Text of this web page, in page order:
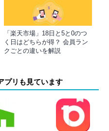
「楽天市場」18日と5と0のつ
く日はどちらが得？ 会員ラン
クごとの違いを解説
プリも見ています